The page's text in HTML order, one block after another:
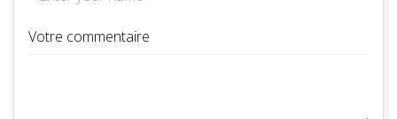
Votre commentaire